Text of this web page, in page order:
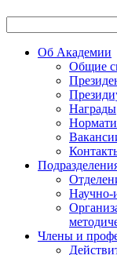
Об Академии
Общие
Награды
Научно-
Члены и